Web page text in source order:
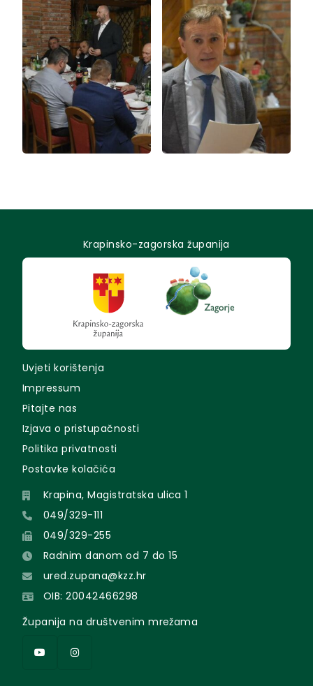
Krapinsko-zagorska županija
Uvjeti korištenja
Impressum
Pitajte nas
Izjava o pristupačnosti
Politika privatnosti
Postavke kolačića
Krapina, Magistratska ulica 1
049/329-111
049/329-255
Radnim danom od 7 do 15
ured.zupana@kzz.hr
OIB: 20042466298
Županija na društvenim mrežama